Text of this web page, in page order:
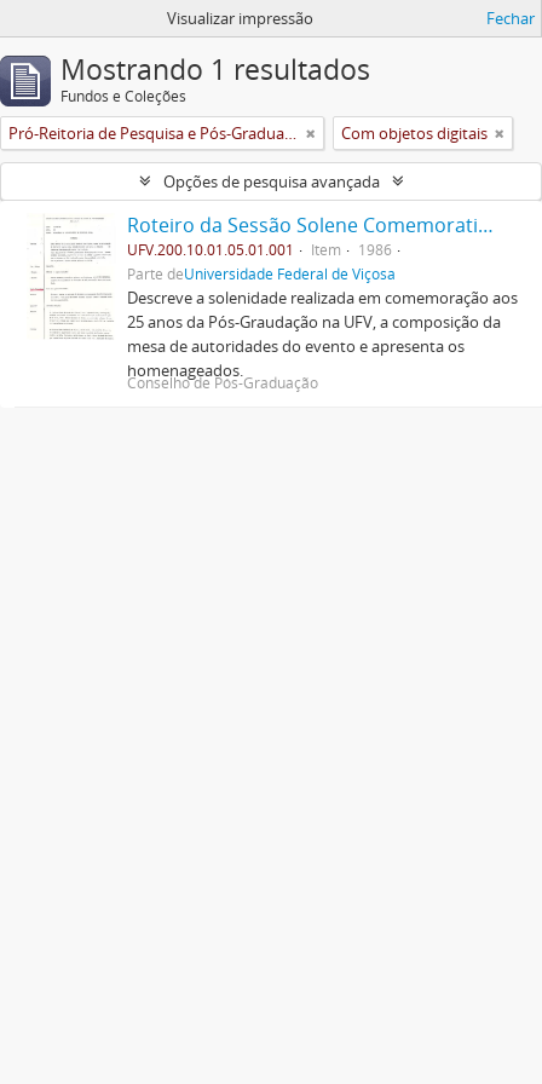
Visualizar impressão Fechar
Mostrando 1 resultados
Fundos e Coleções
Pró-Reitoria de Pesquisa e Pós-Graduação Com objetos digitais
Opções de pesquisa avançada
Roteiro da Sessão Solene Comemorativa do Jubileu de Prata da Pós-Graduação na U.F.V.
UFV.200.10.01.05.01.001 Item
1986
Parte deUniversidade Federal de Viçosa
Descreve a solenidade realizada em comemoração aos
25 anos da Pós-Graudação na UFV, a composição da
mesa de autoridades do evento e apresenta os
homenageados.
Conselho de Pós-Graduação